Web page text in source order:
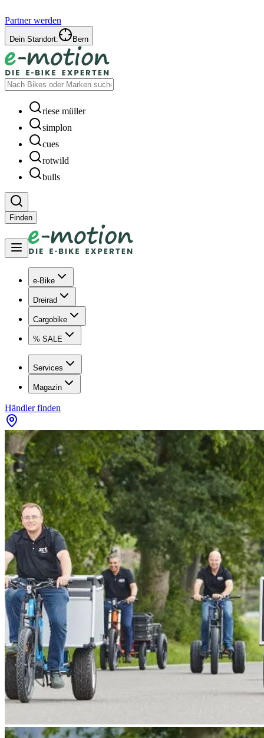
Partner werden
Dein Standort: Bern
riese müller
simplon
cues
rotwild
bulls
Finden
e-Bike
Dreirad
Cargobike
% SALE
Services
Magazin
Händler finden